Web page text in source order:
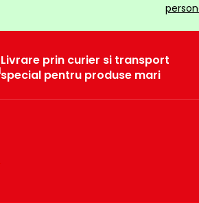
Livrare prin curier si transport
special pentru produse mari